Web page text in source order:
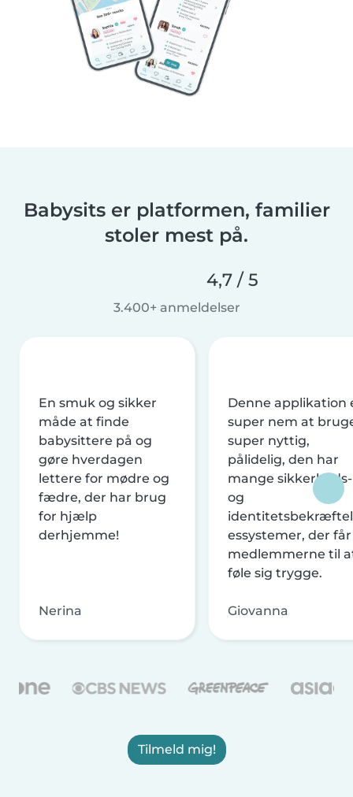
Babysits er platformen, familier
stoler mest på.
4,7 / 5
3.400+ anmeldelser
En smuk og sikker
måde at finde
babysittere på og
gøre hverdagen
lettere for mødre og
fædre, der har brug
for hjælp
derhjemme!
Nerina
Denne applikation
super nem at
super nyttig,
pålidelig, den har
mange sikkerheds-
og
essystemer, der får
medlemmerne til
føle sig trygge.
Giovanna
Tilmeld mig!